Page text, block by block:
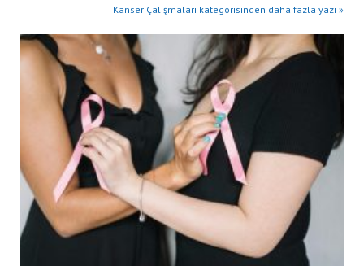
Kanser Çalışmaları kategorisinden daha fazla yazı »